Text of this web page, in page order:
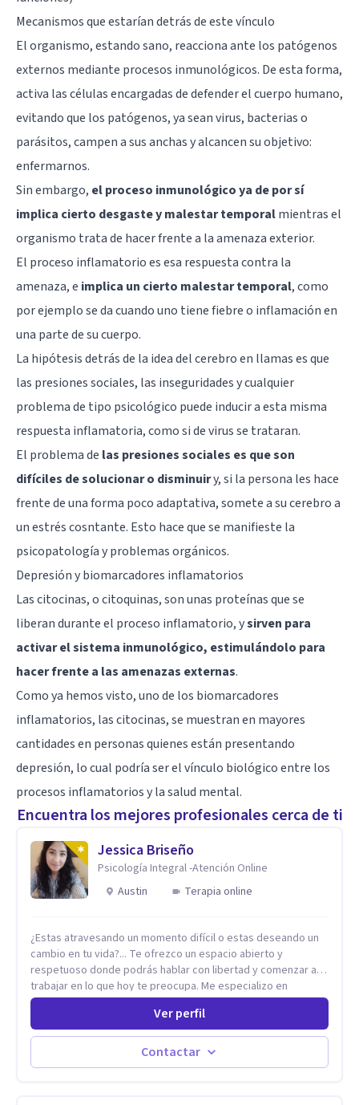
Mecanismos que estarían detrás de este vínculo
El organismo, estando sano, reacciona ante los patógenos
externos mediante procesos inmunológicos. De esta forma,
activa las células encargadas de defender el cuerpo humano,
evitando que los patógenos, ya sean virus, bacterias o
parásitos, campen a sus anchas y alcancen su objetivo:
enfermarnos.
Sin embargo, el proceso inmunológico ya de por sí
implica cierto desgaste y malestar temporalmientras el
organismo trata de hacer frente a la amenaza exterior.
El proceso inflamatorio es esa respuesta contra la
amenaza, e implica un cierto malestar temporal, como
por ejemplo se da cuando uno tiene fiebre o inflamación en
una parte de su cuerpo.
La hipótesis detrás de la idea del cerebro en llamas es que
las presiones sociales, las inseguridades y cualquier
problema de tipo psicológico puede inducir a esta misma
respuesta inflamatoria, como si de virus se trataran.
El problema de las presiones sociales es que son
difíciles de solucionar o disminuiry, si la persona les hace
frente de una forma poco adaptativa, somete a su cerebro a
un estrés cosntante. Esto hace que se manifieste la
psicopatología y problemas orgánicos.
Depresión y biomarcadores inflamatorios
Las citocinas, o citoquinas, son unas proteínas que se
liberan durante el proceso inflamatorio, ysirven para
activar el sistema inmunológico, estimulándolo para
hacer frente a las amenazas externas.
Como ya hemos visto, uno de los biomarcadores
inflamatorios, las citocinas, se muestran en mayores
cantidades en personas quienes están presentando
depresión, lo cual podría ser el vínculo biológico entre los
procesos inflamatorios y la salud mental.
Encuentra los mejores profesionales cerca de ti
Jessica Briseño
Psicología Integral -Atención Online
Austin
Terapia online
¿Estas atravesando un momento difícil o estas deseando un
cambio en tu vida?... Te ofrezco un espacio abierto y
respetuoso donde podrás hablar con libertad y comenzar a
trabajar en lo que hoy te preocupa. Me especializo en
Trastornos de Ansiedad y a lo largo de mi experiencia
profesional he acompañado a muchas Familias y Parejas con
distintas problemáticas como el manejo del estrés,
Autoestima, Gestión de la Ira, Depresión, Retos en la Crianza,
Codependencia, Celos, entre otros. Cuento con más de 12
Ver perfil
Contactar